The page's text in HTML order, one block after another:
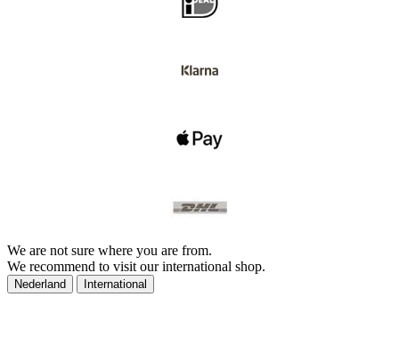
We are not sure where you are from.
We recommend to visit our international shop.
Nederland International